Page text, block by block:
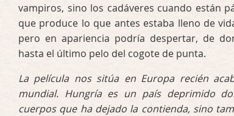
vampiros, sino los cadáveres cuando están
que produce lo que antes estaba lleno de
pero en apariencia podría despertar, de
hasta el último pelo del cogote de punta.
La película nos sitúa en Europa recién
mundial. Hungría es un país deprimido
cuerpos que ha dejado la contienda, sino